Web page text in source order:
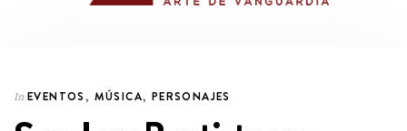
In EVENTOS, MÚSICA, PERSONAJES